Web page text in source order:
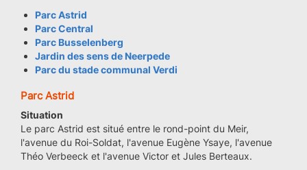
Parc Astrid
Parc Central
Parc Busselenberg
Jardin des sens de Neerpede
Parc du stade communal Verdi
Parc Astrid
Situation
Le parc Astrid est situé entre le rond-point du Meir,
l'avenue du Roi-Soldat, l'avenue Eugène Ysaye, l'avenue
Théo Verbeeck et l'avenue Victor et Jules Berteaux.